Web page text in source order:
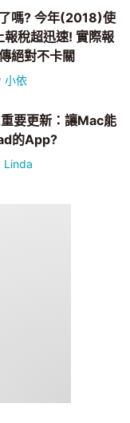
嗎? 今年(2018)使
稅超迅速! 實際報
絕對不卡關
小依
要更新：讓Mac能
的App?
Linda